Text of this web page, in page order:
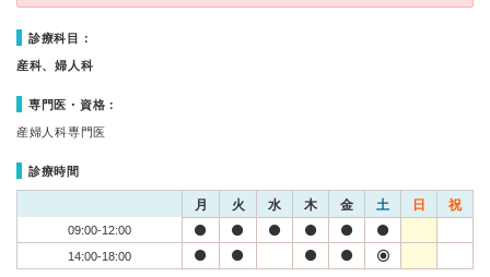
診療科目：
産科、婦人科
専門医・資格：
産婦人科専門医
診療時間
月 火 水 木 金 土 日 祝
09:00-12:00
14:00-18:00